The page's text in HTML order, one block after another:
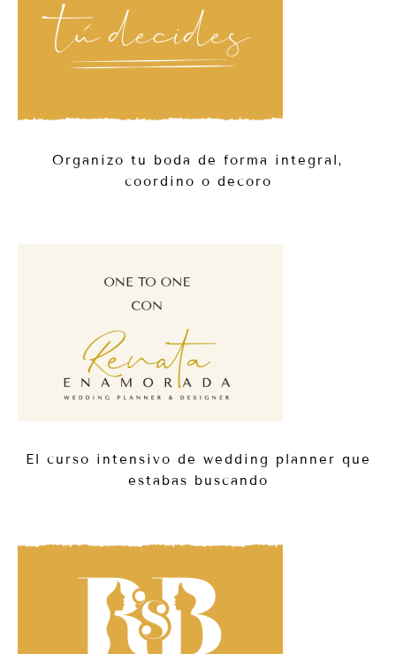
Organizo tu boda de forma integral,
coordino o decoro
El curso intensivo de wedding planner que
estabas buscando